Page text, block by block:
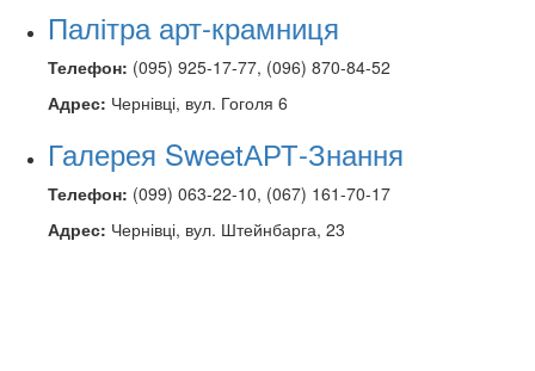
Палітра арт-крамниця
Телефон: (095) 925-17-77, (096) 870-84-52
Адрес: Чернівці, вул. Гоголя 6
Галерея SweetАРТ-Знання
Телефон: (099) 063-22-10, (067) 161-70-17
Адрес: Чернівці, вул. Штейнбарга, 23